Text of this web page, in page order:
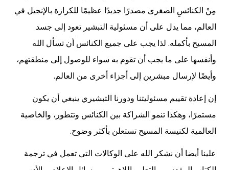
مِنْ الكنائسِ الصغرى مصدرًا جديدًا عظيمًا للكرازة بالإنجيل في
العالم، مما يدل على أن مسئولية التبشير تعود إلى جسد
المسيح بأكمله. لذا يجب على جميع الكنائس أن تسأل الله
وأنفسها على ما يجب أن تقوم به سواء للوصول إلى منطقتهم،
وأيضًا لإرسال مبشرين إلى أجزاء أخرى من العالم.
إن إعادة تقييم مسئوليتنا ودورنا التبشيري ينبغي أن يكون
مستمرًا، وهكذا تنمو الشراكة بين الكنائس وتتطور، والخاصية
العالمية لكنيسة المسيح تستعلن بأكثر وضوح.
علينا أيضا أن نشكر الله على الوكالات التي تعمل في ترجمة